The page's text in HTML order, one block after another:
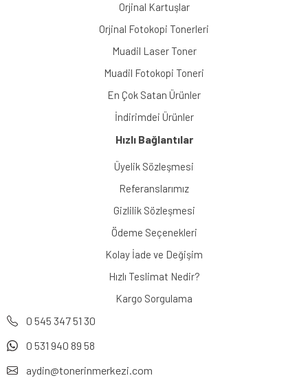
Orjinal Kartuşlar
Orjinal Fotokopi Tonerleri
Muadil Laser Toner
Muadil Fotokopi Toneri
En Çok Satan Ürünler
İndirimdei Ürünler
Hızlı Bağlantılar
Üyelik Sözleşmesi
Referanslarımız
Gizlilik Sözleşmesi
Ödeme Seçenekleri
Kolay İade ve Değişim
Hızlı Teslimat Nedir?
Kargo Sorgulama
0 545 347 51 30
0 531 940 89 58
aydin@tonerinmerkezi.com